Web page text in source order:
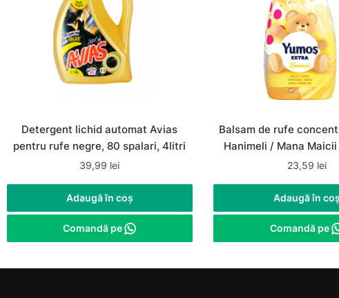
Detergent lichid automat Avias
pentru rufe negre, 80 spalari, 4litri
39,99 lei
Adaugă în coș
Comandă pe
Balsam de rufe
Hanimeli / Mana
1.44 L, 60
23,59 lei
Adaugă în coș
Comandă pe